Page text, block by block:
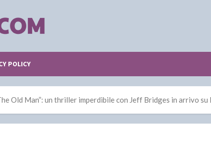
POLICY
Old Man”: un thriller imperdibile con Jeff Bridges in arrivo su